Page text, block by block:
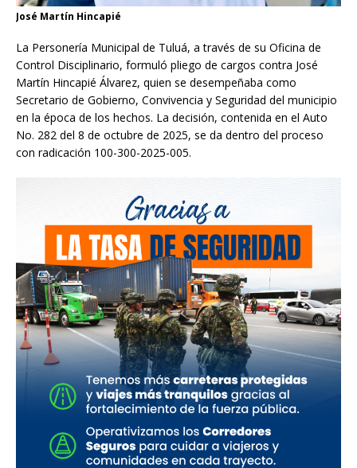
José Martín Hincapié
La Personería Municipal de Tuluá, a través de su Oficina de
Control Disciplinario, formuló pliego de cargos contra José
Martín Hincapié Álvarez, quien se desempeñaba como
Secretario de Gobierno, Convivencia y Seguridad del municipio
en la época de los hechos. La decisión, contenida en el Auto
No. 282 del 8 de octubre de 2025, se da dentro del proceso
con radicación 100-300-2025-005.